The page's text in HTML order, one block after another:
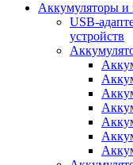
Аккумуляторы и
USB-
устройств